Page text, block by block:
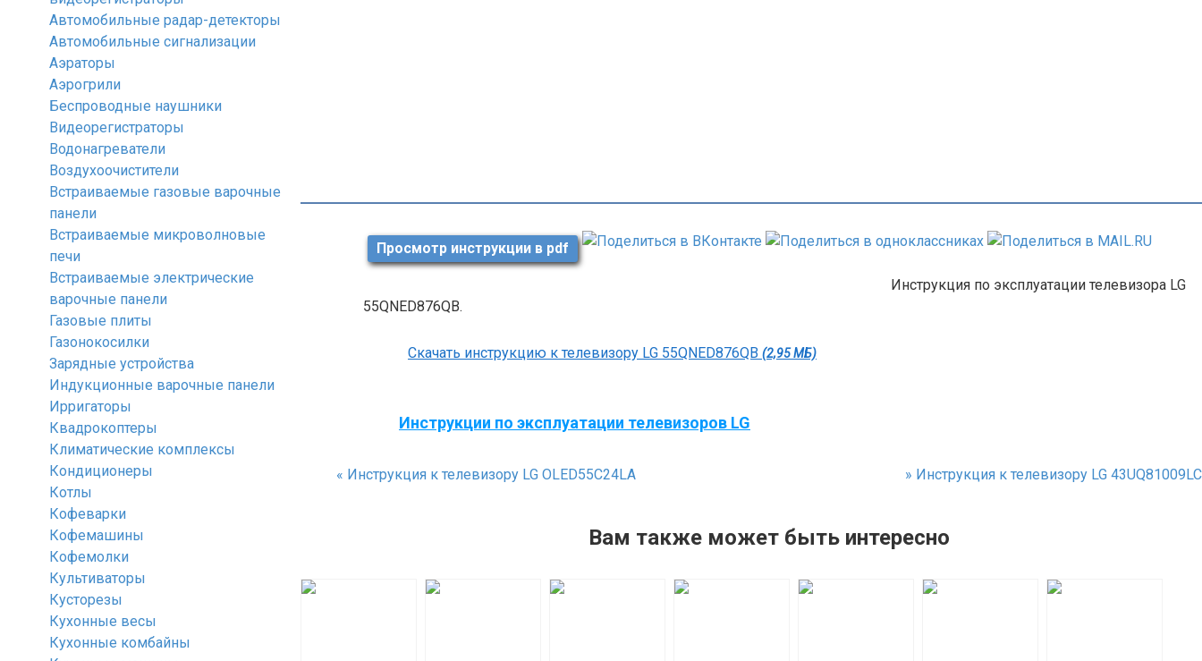
Просмотр инструкции в pdf
Инструкция по эксплуатации телевизора LG
55QNED876QB.
Скачать инструкцию к телевизору LG 55QNED876QB (2,95 МБ)
Инструкции по эксплуатации телевизоров LG
« Инструкция к телевизору LG OLED55C24LA » Инструкция к телевизору LG 43UQ81009LC
Вам также может быть интересно
Автомобильные радар-детекторы
Автомобильные сигнализации
Аэраторы
Аэрогрили
Беспроводные наушники
Видеорегистраторы
Водонагреватели
Воздухоочистители
Встраиваемые газовые варочные
панели
Встраиваемые микроволновые
печи
Встраиваемые электрические
варочные панели
Газовые плиты
Газонокосилки
Зарядные устройства
Индукционные варочные панели
Ирригаторы
Квадрокоптеры
Климатические комплексы
Кондиционеры
Котлы
Кофеварки
Кофемашины
Кофемолки
Культиваторы
Кусторезы
Кухонные весы
Кухонные комбайны